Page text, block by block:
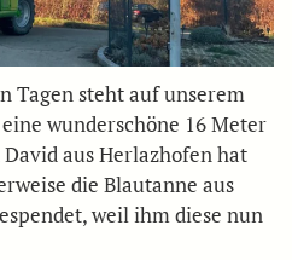
Tagen steht auf unserem
wunderschöne 16 Meter
aus Herlazhofen hat
die Blautanne aus
weil ihm diese nun